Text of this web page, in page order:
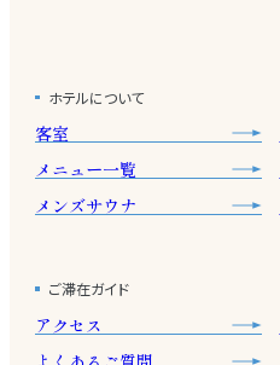
ホテルについて
客室
メニュー一覧
メンズサウナ
ご滞在ガイド
アクセス